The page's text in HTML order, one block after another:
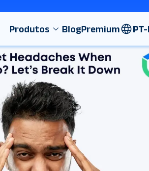
Produtos BlogPremium